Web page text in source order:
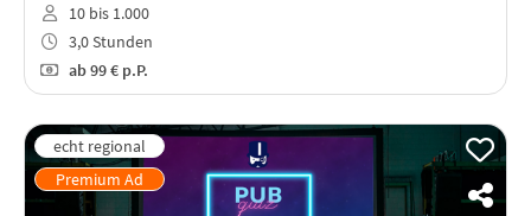
10 bis 1.000
3,0 Stunden
ab99 € p.P.